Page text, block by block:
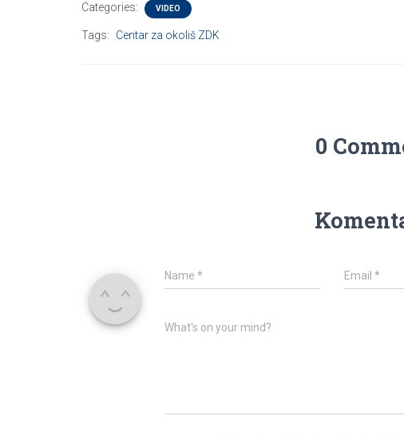
Categories: VIDEO
Tags: Centar za okoliš ZDK
0
Name * Email*
What's on your mind?